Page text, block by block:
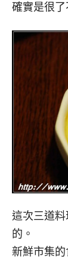
確實是很
這次三道
的。
新鮮市集的